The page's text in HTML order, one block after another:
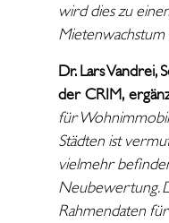
wird dies zu
Dr. Lars Vandrei,
der CRIM,
für
Städten ist
vielmehr
Neubewertung.
Rahmendaten